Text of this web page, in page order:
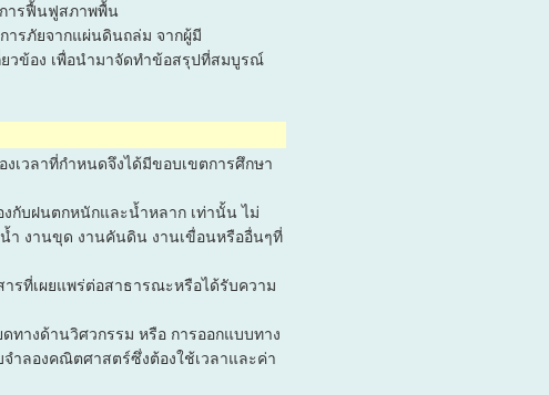
ารฟื้นฟูสภาพพื้น
ารภัยจากแผ่นดินถล่ม จากผู้มี
วข้อง เพื่อนำมาจัดทำข้อสรุปที่สมบูรณ์
เวลาที่กำหนดจึงได้มีขอบเขตการศึกษา
กับฝนตกหนักและน้ำหลาก เท่านั้น ไม่
ำ งานขุด งานคันดิน งานเขื่อนหรืออื่นๆที่
รที่เผยแพร่ต่อสาธารณะหรือได้รับความ
ทางด้านวิศวกรรม หรือ การออกแบบทาง
ำลองคณิตศาสตร์ซึ่งต้องใช้เวลาและค่า